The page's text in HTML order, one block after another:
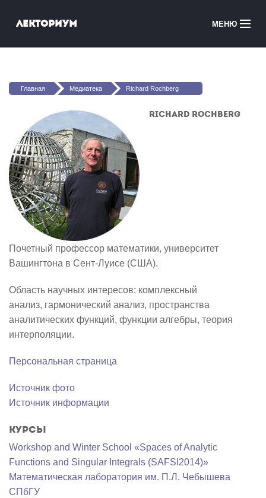
Лекториум МЕНЮ
Медиатека
Онлайн-школы
Вы здесь
Главная Медиатека Richard Rochberg
Richard Rochberg
Почетный профессор математики, университет
Вашингтона в Сент-Луисе (США).
Область научных интересов: комплексный
анализ, гармонический анализ, пространства
аналитических функций, функции алгебры, теория
интерполяции.
Персональная страница
Источник фото
Источник информации
Курсы
Workshop and Winter School «Spaces of Analytic
Functions and Singular Integrals (SAFSI2014)»
Математичеcкая лаборатория им. П.Л. Чебышева
СПбГУ